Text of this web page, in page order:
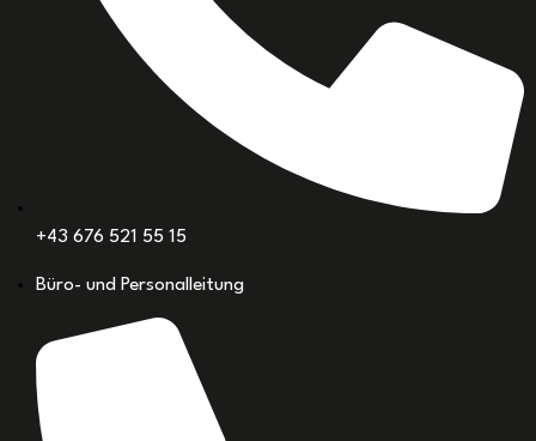
+43 676 521 55 15
Büro- und Personalleitung